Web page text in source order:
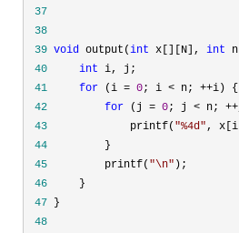
37
38
39 void output(int x[][N], int
40
int
41
for (i = 0; i < n; ++
42
for (j = 0; j < n; ++
43
             printf(
"%4d"
44
45
         printf(
"\n"
46
47
48